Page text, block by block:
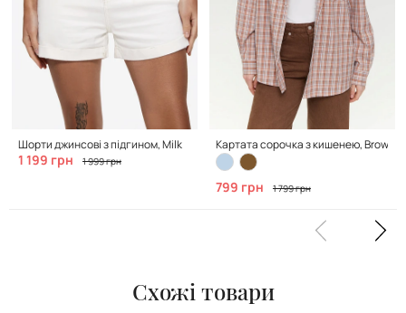
Шорти джинсові з підгином, Milk
1 199 грн 1 999 грн
Картата сорочка з кишенею, Brown
799 грн 1 799 грн
Схожі товари